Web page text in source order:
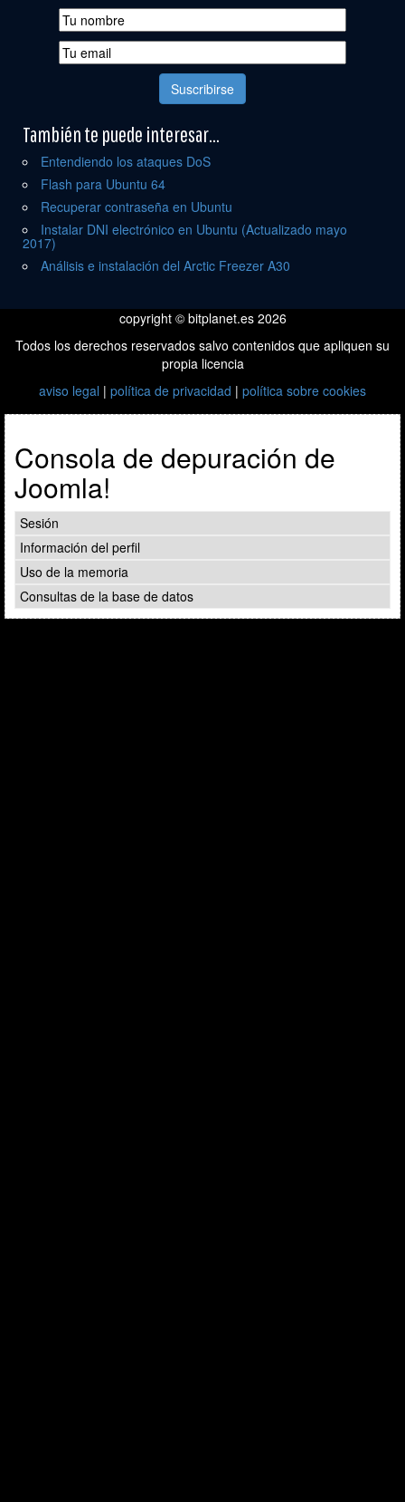
También te puede interesar...
Entendiendo los ataques DoS
Flash para Ubuntu 64
Recuperar contraseña en Ubuntu
Instalar DNI electrónico en Ubuntu (Actualizado mayo
2017)
Análisis e instalación del Arctic Freezer A30
copyright © bitplanet.es 2026
Todos los derechos reservados salvo contenidos que apliquen su
propia licencia
aviso legal | política de privacidad | política sobre cookies
Consola de depuración de
Joomla!
Sesión
Información del perfil
Uso de la memoria
Consultas de la base de datos